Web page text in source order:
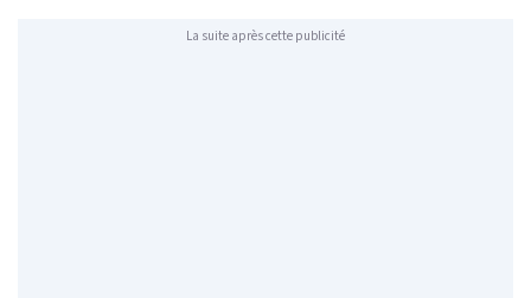
La suite après cette publicité